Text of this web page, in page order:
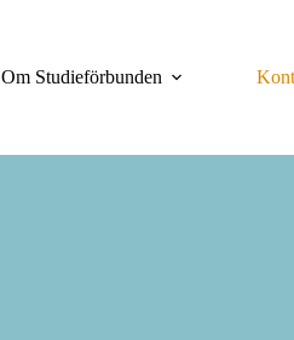
Om Studieförbunden